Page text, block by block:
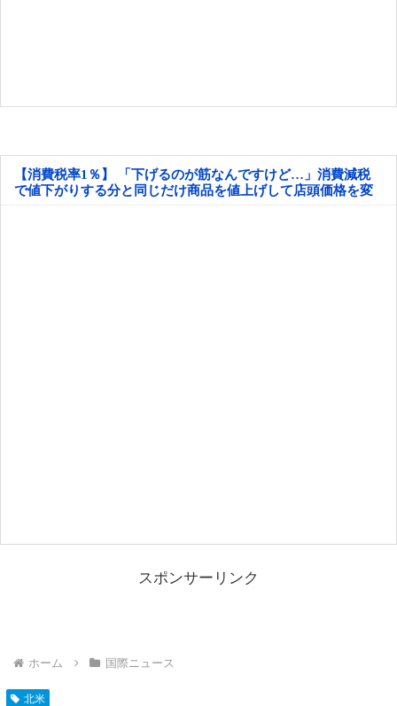
【消費税率1％】 「下げるのが筋なんですけど…」消費減税
で値下がりする分と同じだけ商品を値上げして店頭価格を変
えない店も
スポンサーリンク
ホーム 国際ニュース
北米